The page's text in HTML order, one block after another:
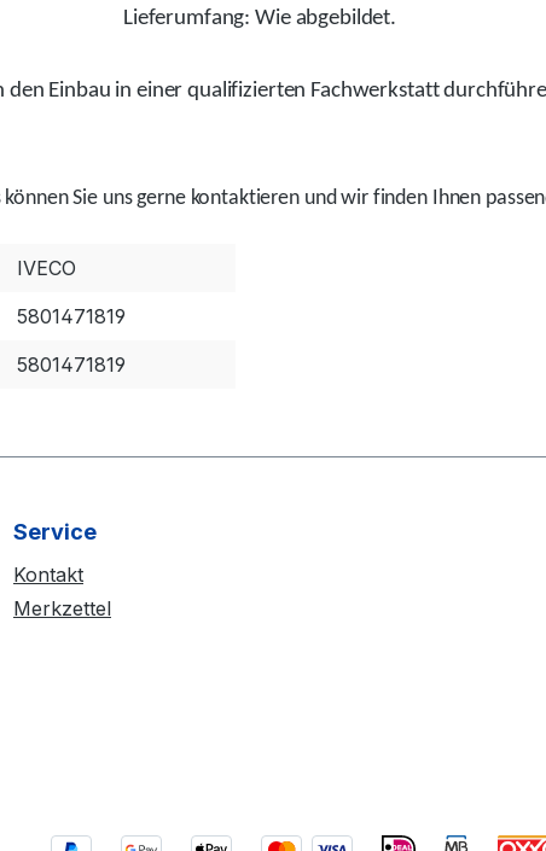
Lieferumfang: Wie abgebildet.
den Einbau in einer qualifizierten Fachwerkstatt
können Sie uns gerne kontaktieren und wir findenIhnen
IVECO
5801471819
5801471819
Service
Kontakt
Merkzettel